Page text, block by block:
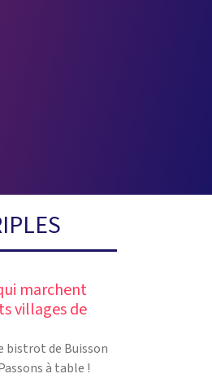
marchent
villages de
bistrot de Buisson
à table !